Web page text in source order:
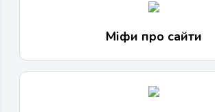
Міфи про сайти